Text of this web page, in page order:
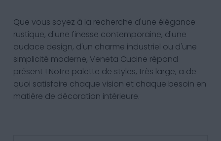
Que vous soyez à la recherche d'une élégance
rustique, d'une finesse contemporaine, d'une
audace design, d'un charme industriel ou d'une
simplicité moderne, Veneta Cucine répond
présent ! Notre palette de styles, très large, a de
quoi satisfaire chaque vision et chaque besoin en
matière de décoration intérieure.